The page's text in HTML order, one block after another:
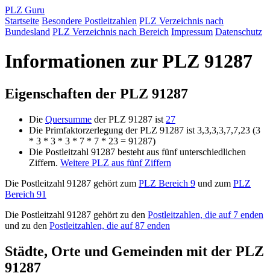
PLZ Guru
Startseite Besondere Postleitzahlen PLZ Verzeichnis nach
Bundesland PLZ Verzeichnis nach Bereich Impressum Datenschutz
Informationen zur PLZ 91287
Eigenschaften der PLZ 91287
Die Quersumme der PLZ 91287 ist 27
Die Primfaktorzerlegung der PLZ 91287 ist 3,3,3,3,7,7,23 (3
* 3 * 3 * 3 * 7 * 7 * 23 = 91287)
Die Postleitzahl 91287 besteht aus fünf unterschiedlichen
Ziffern. Weitere PLZ aus fünf Ziffern
Die Postleitzahl 91287 gehört zum PLZ Bereich 9 und zum PLZ
Bereich 91
Die Postleitzahl 91287 gehört zu den Postleitzahlen, die auf 7 enden
und zu den Postleitzahlen, die auf 87 enden
Städte, Orte und Gemeinden mit der PLZ
91287